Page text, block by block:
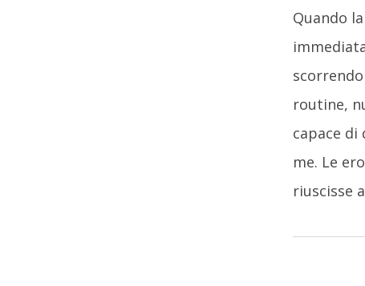
Quando
routine,
capace
me. Le
riuscisse